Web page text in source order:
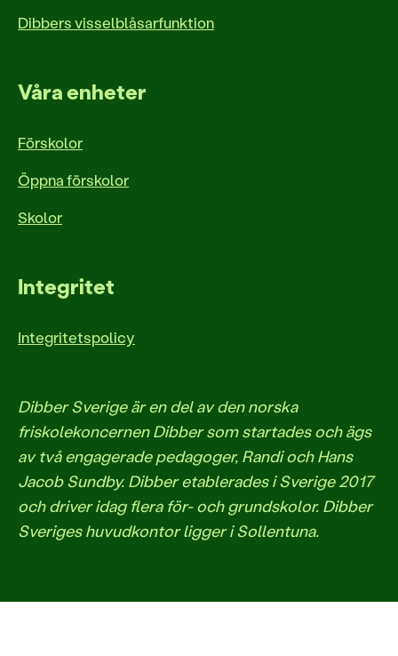
Dibbers visselblåsarfunktion
Våra enheter
Förskolor
Öppna förskolor
Skolor
Integritet
Integritetspolicy
Dibber Sverige är en del av den norska
friskolekoncernen Dibber som startades och ägs
av två engagerade pedagoger, Randi och Hans
Jacob Sundby. Dibber etablerades i Sverige 2017
och driver idag flera för- och grundskolor. Dibber
Sveriges huvudkontor ligger i Sollentuna.